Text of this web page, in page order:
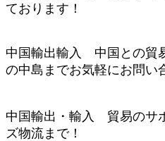
ております！
中国輸出輸入 中国との貿
の中島までお気軽にお問い
中国輸出・輸入 貿易のサ
ズ物流まで！